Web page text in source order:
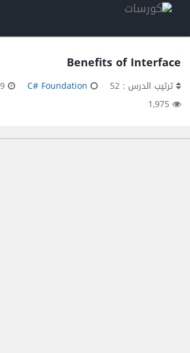
Benefits of Interface
ترتيب الدرس : 52 C# Foundation